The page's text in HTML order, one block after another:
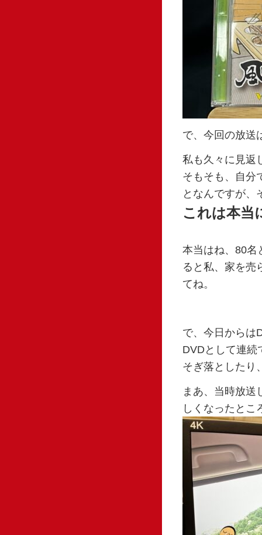
で、今回の放送
私も久々に見返
そもそも、自分
となんですが、
これは本当
本当はね、80名
ると私、家を売
てね。
で、今日からは
DVDとして連続
そぎ落としたり
まあ、当時放送
しくなったと